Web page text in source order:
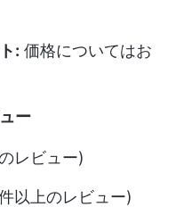
: 価格についてはお
ー
レビュー)
以上のレビュー)